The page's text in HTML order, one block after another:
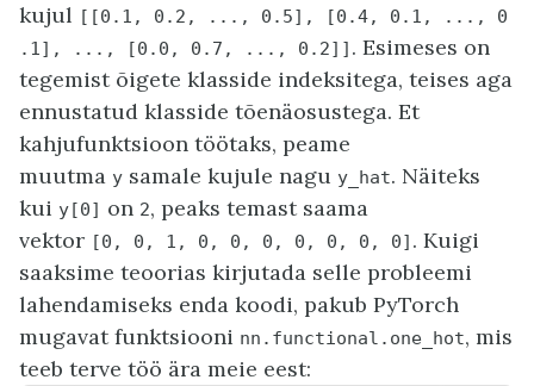
kujul [[0.1, 0.2, ..., 0.5], [0.4, 0.1, ...,
0
.1],
..., [0.0, 0.7, ..., 0.2]] . Esimeses on
tegemist õigete klasside indeksitega, teises aga
ennustatud klasside tõenäosustega. Et
kahjufunktsioon töötaks, peame
muutma y samale kujule nagu y_hat. Näiteks
kui y[0] on 2, peaks temast saama
vektor [0, 0, 1, 0, 0, 0, 0, 0, 0, 0] . Kuigi
saaksime teoorias kirjutada selle probleemi
lahendamiseks enda koodi, pakub PyTorch
mugavat funktsiooni nn.functional.one_hot, mis
teeb terve töö ära meie eest: